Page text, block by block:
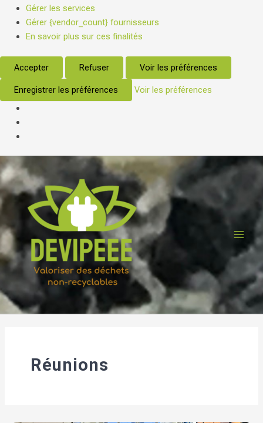
Gérer les services
Gérer {vendor_count} fournisseurs
En savoir plus sur ces finalités
Accepter Refuser Voir les préférences
Enregistrer les préférences Voir les préférences
Main
Réunions